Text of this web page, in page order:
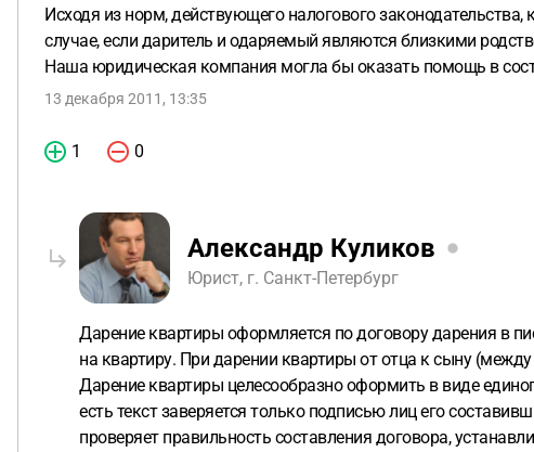
Исходя из норм, действующего налогового
случае, если даритель и одаряемый являются близкими
Наша юридическая компания могла бы оказать помощь в
13 декабря 2011, 13:35
1 0
Александр Куликов
Юрист, г. Санкт-Петербург
Дарение квартиры оформляется по договору дарения в
на квартиру. При дарении квартиры от отца к сыну
Дарение квартиры целесообразно оформить в виде
есть текст заверяется только подписью лиц его
проверяет правильность составления договора,